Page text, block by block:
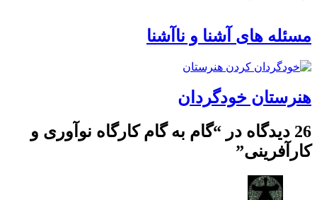
مسئله های آشنا و ناآشنا
هنرستان خودگردان
26 دیدگاه در “گام به گام کارگاه نوآوری و
کارآفرینی”